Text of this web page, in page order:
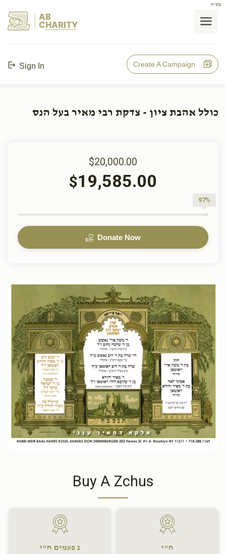
בס"ד
AB
CHARITY
powerd by ahblicklive.com
Sign In Create A Campaign
כולל אהבת ציון - צדקת רבי מאיר בעל הנס
$20,000.00
$19,585.00
97%
Donate Now
Buy A Zchus
ח"י 2 פעמים ח"י